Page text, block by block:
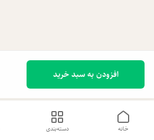
افزودن به سبد خرید
دسته‌بندی خانه